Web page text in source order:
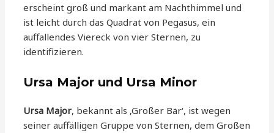
erscheint groß und markant am Nachthimmel und
ist leicht durch das Quadrat von Pegasus, ein
auffallendes Viereck von vier Sternen, zu
identifizieren.
Ursa Major und Ursa Minor
Ursa Major, bekannt als ‚Großer Bär‘, ist wegen
seiner auffälligen Gruppe von Sternen, dem Großen